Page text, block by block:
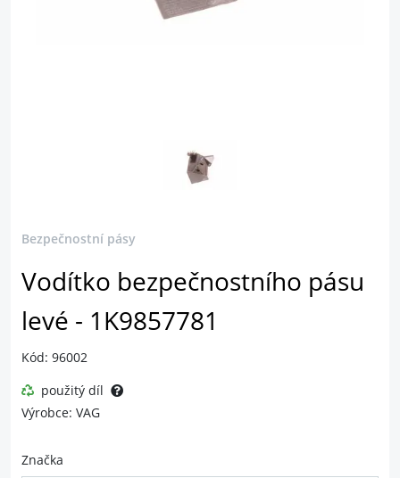
Bezpečnostní pásy
Vodítko bezpečnostního pásu
levé - 1K9857781
Kód: 96002
použitý díl
Výrobce: VAG
Značka